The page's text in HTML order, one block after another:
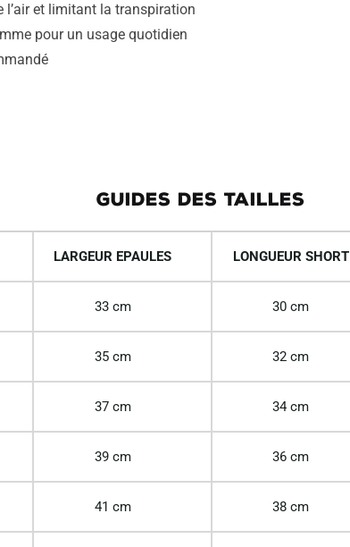
et limitant la transpiration
pour un usage quotidien
GUIDES DES TAILLES
LARGEUR EPAULES LONGUEUR SHORT
33 cm 30 cm
35 cm 32 cm
37 cm 34 cm
39 cm 36 cm
41 cm 38 cm